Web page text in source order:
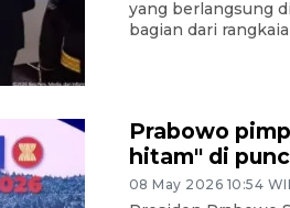
yang berlangsung
bagian dari
Prabowo
hitam" di
08 May 2026 10:54
19